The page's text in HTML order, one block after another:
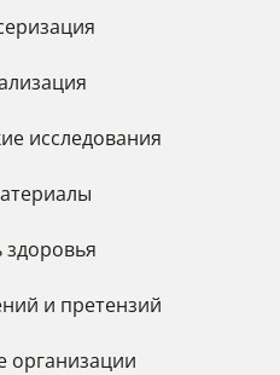
исследования
здоровья
и претензий
организации